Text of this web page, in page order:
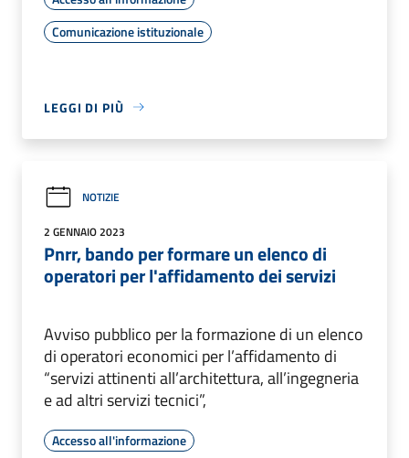
Comunicazione istituzionale
LEGGI DI PIÙ
NOTIZIE
2 GENNAIO 2023
Pnrr, bando per formare un elenco di
operatori per l'affidamento dei servizi
Avviso pubblico per la formazione di un elenco
di operatori economici per l’affidamento di
“servizi attinenti all’architettura, all’ingegneria
e ad altri servizi tecnici”,
Accesso all'informazione